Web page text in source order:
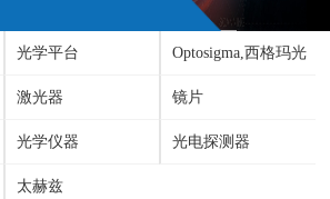
光学平台 Optosigma,西格玛光
机
激光器 镜片
光学仪器 光电探测器
太赫兹